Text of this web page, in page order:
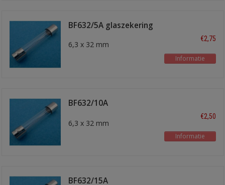
BF632/5A glaszekering
6,3 x 32 mm
€2,75
Informatie
BF632/10A
6,3 x 32 mm
€2,50
Informatie
BF632/15A